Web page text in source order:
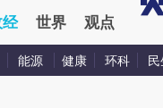
世界 观点
能源 健康 环科 民